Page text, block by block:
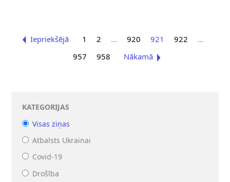
KATEGORIJAS
Visas ziņas
Atbalsts Ukrainai
Covid-19
Drošība
Iepriekšējā 1 2 … 920 921 922
…
957
958 Nākamā